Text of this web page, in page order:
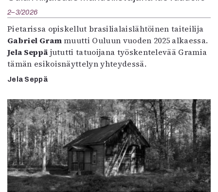
2–3/2026
Pietarissa opiskellut brasilialaislähtöinen taiteilija
Gabriel Grammuutti Ouluun vuoden 2025 alkaessa.
Jela Seppä jututti tatuoijana työskentelevää Gramia
tämän esikoisnäyttelyn yhteydessä.
Jela Seppä